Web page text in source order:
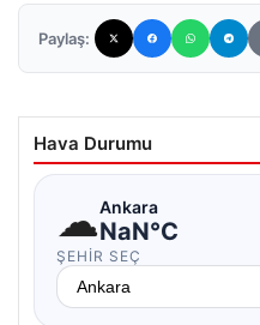
Paylaş:
Hava Durumu
☁Ankara
NaN°C
ŞEHIR SEÇ